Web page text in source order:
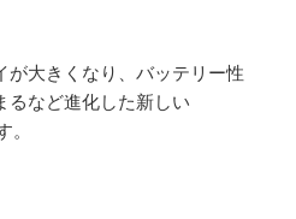
が大きくなり、バッテリー性
るなど進化した新しい
。